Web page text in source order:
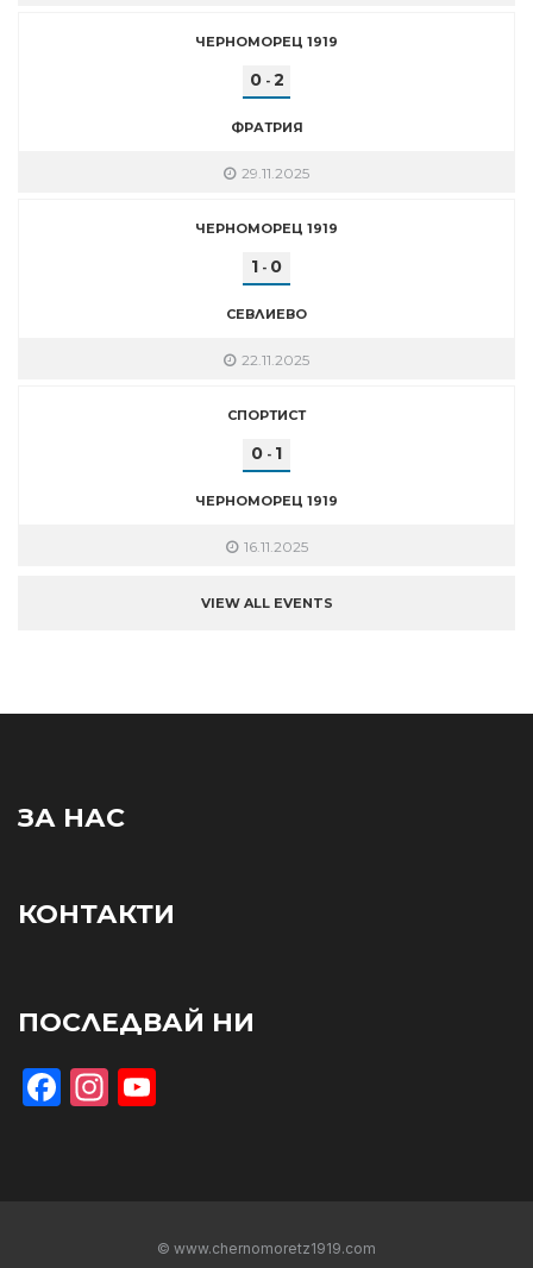
ЧЕРНОМОРЕЦ 1919
0- 2
ФРАТРИЯ
29.11.2025
ЧЕРНОМОРЕЦ 1919
1 - 0
СЕВЛИЕВО
22.11.2025
СПОРТИСТ
0 - 1
ЧЕРНОМОРЕЦ 1919
16.11.2025
VIEW ALL EVENTS
ЗА НАС
КОНТАКТИ
ПОСЛЕДВАЙ НИ
Facebook
Instagram
© www.chernomoretz1919.com